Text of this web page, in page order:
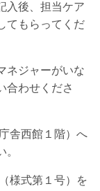
入後、担当ケア
てもらってくだ
ネジャーがいな
合わせくださ
舎西館１階）へ
様式第１号）を